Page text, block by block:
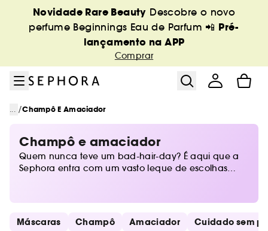
Ir para o menu
Ir para o conteúdo principal
Ir para o rodapé
Novidade Rare Beauty Descobre o novo
perfume Beginnings Eau de Parfum 📲 Pré-
lançamento na APP
Comprar
... /Champô E Amaciador
Champô e amaciador
Quem nunca teve um bad-hair-day? É aqui que a
Sephora entra com um vasto leque de escolhas
Saltar os links rápidos
Máscaras Champô Amaciador Cuidado sem